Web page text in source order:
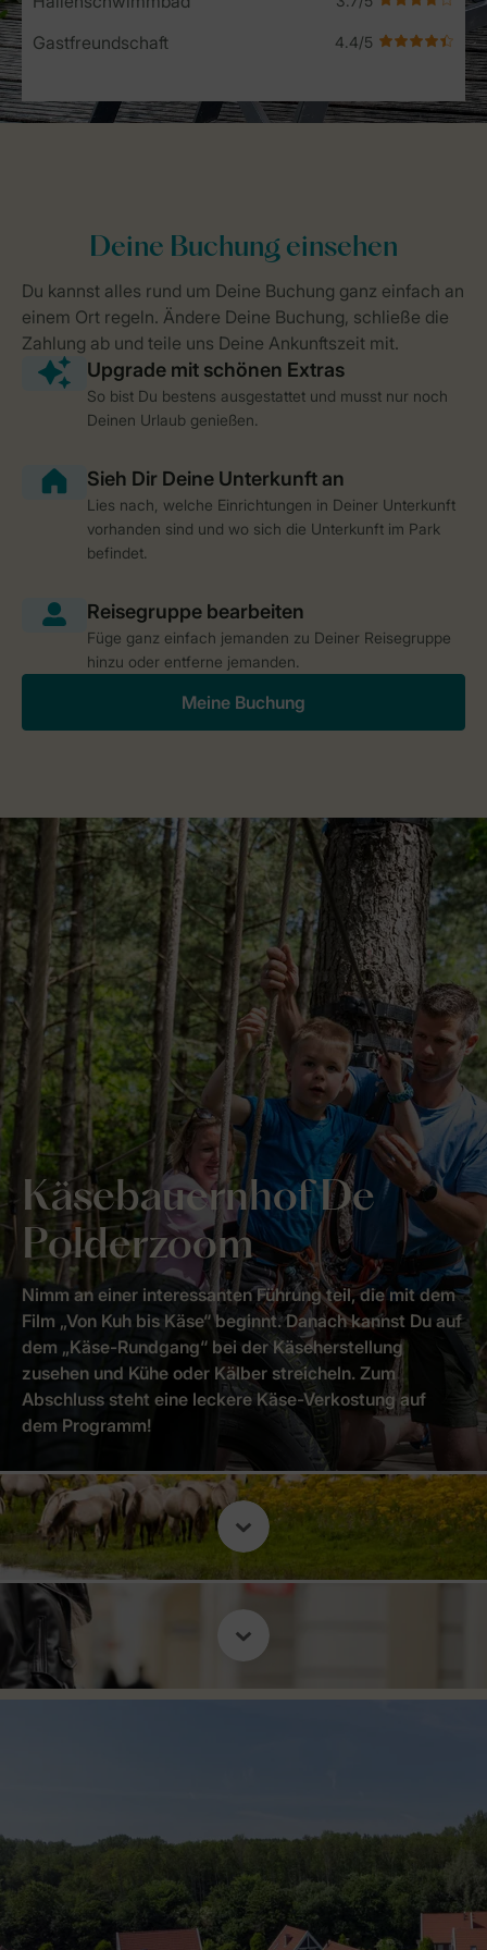
Gastfreundschaft
So bist Du bestens ausgestattet und musst nur noch
Deinen Urlaub genießen.
Lies nach, welche Einrichtungen in Deiner Unterkunft
vorhanden sind und wo sich die Unterkunft im Park
befindet.
Füge ganz einfach jemanden zu Deiner Reisegruppe
hinzu oder entferne jemanden.
Meine Buchung
Käsebauernhof De
Polderzoom
Nimm an einer interessanten Führung teil, die mit dem
Film „Von Kuh bis Käse“ beginnt. Danach kannst Du auf
dem „Käse-Rundgang“ bei der Käseherstellung
zusehen und Kühe oder Kälber streicheln. Zum
Abschluss steht eine leckere Käse-Verkostung auf
dem Programm!